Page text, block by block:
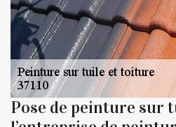
Pose de peinture sur